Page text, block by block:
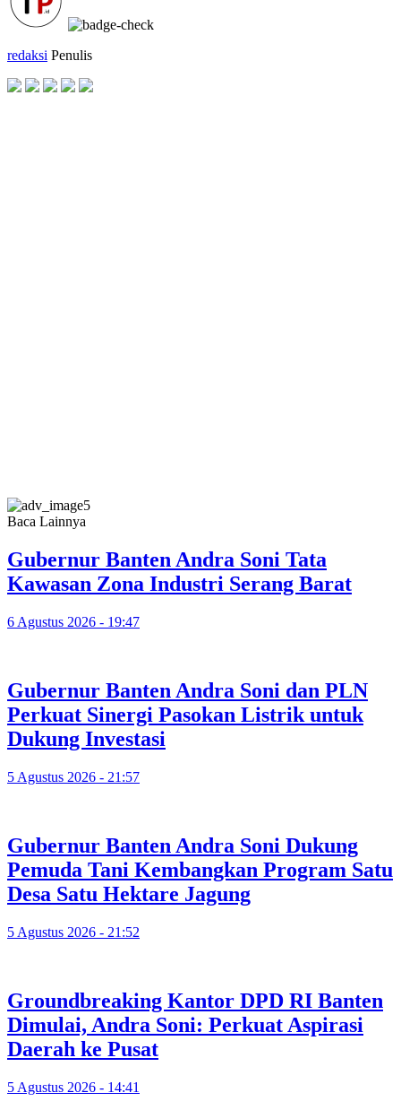
redaksi Penulis
Baca Lainnya
Gubernur Banten Andra Soni Tata
Kawasan Zona Industri Serang Barat
6 Agustus 2026 - 19:47
Gubernur Banten Andra Soni dan PLN
Perkuat Sinergi Pasokan Listrik untuk
Dukung Investasi
5 Agustus 2026 - 21:57
Gubernur Banten Andra Soni Dukung
Pemuda Tani Kembangkan Program Satu
Desa Satu Hektare Jagung
5 Agustus 2026 - 21:52
Groundbreaking Kantor DPD RI Banten
Dimulai, Andra Soni: Perkuat Aspirasi
Daerah ke Pusat
5 Agustus 2026 - 14:41